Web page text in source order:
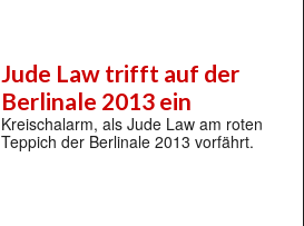
Jude Law trifft auf der
Berlinale 2013 ein
Kreischalarm, als Jude Law am roten
Teppich der Berlinale 2013 vorfährt.